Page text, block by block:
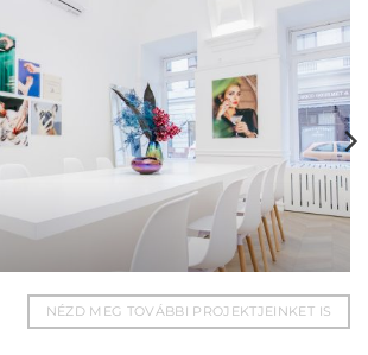
NÉZD MEG TOVÁBBI PROJEKTJEINKET IS